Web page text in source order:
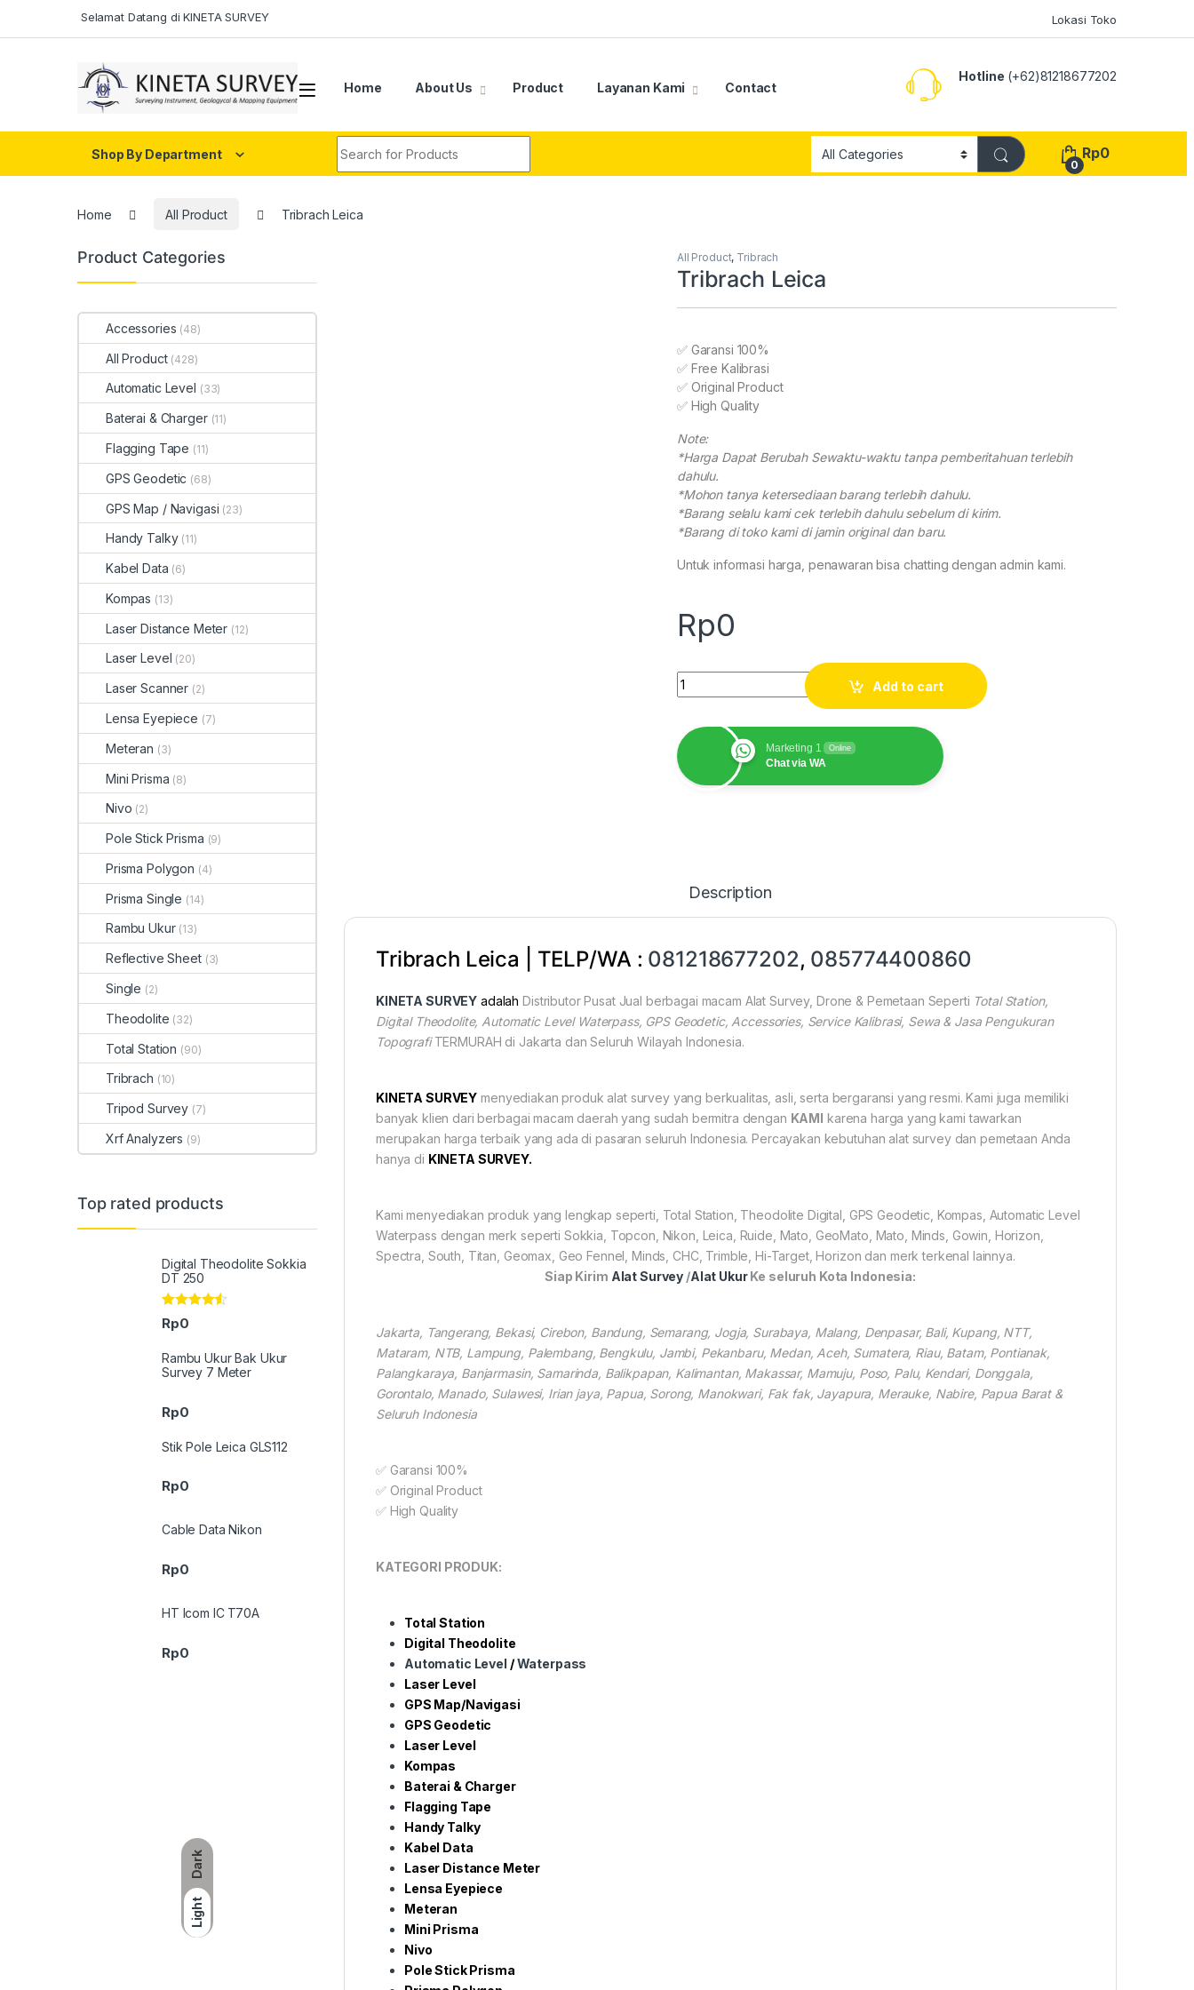
Dark
Light
Selamat Datang di KINETA SURVEY Lokasi Toko
Home About Us Product Layanan Kami Contact
Hotline (+62)81218677202
Shop By Department
0
Rp0
Home All Product Tribrach Leica
All Product, Tribrach
Tribrach Leica
✅ Garansi 100%
✅ Free Kalibrasi
✅ Original Product
✅ High Quality
Note:
*Harga Dapat Berubah Sewaktu-waktu tanpa pemberitahuan terlebih
dahulu.
*Mohon tanya ketersediaan barang terlebih dahulu.
*Barang selalu kami cek terlebih dahulu sebelum di kirim.
*Barang di toko kami di jamin original dan baru.
Untuk informasi harga, penawaran bisa chatting dengan admin kami.
Rp0
Tribrach Leica quantity
Add to cart
Marketing 1 Online
Chat via WA
Description
Tribrach Leica | TELP/WA : 081218677202, 085774400860
KINETA SURVEY adalah Distributor Pusat Jual berbagai macam Alat Survey, Drone & Pemetaan Seperti Total Station,
Digital Theodolite, Automatic Level Waterpass, GPS Geodetic, Accessories, Service Kalibrasi, Sewa & Jasa Pengukuran
TopografiTERMURAH di Jakarta dan Seluruh Wilayah Indonesia.
KINETA SURVEY menyediakan produk alat survey yang berkualitas, asli, serta bergaransi yang resmi. Kami juga memiliki
banyak klien dari berbagai macam daerah yang sudah bermitra dengan KAMI karena harga yang kami tawarkan
merupakan harga terbaik yang ada di pasaran seluruh Indonesia. Percayakan kebutuhan alat survey dan pemetaan Anda
hanya di KINETA SURVEY.
Kami menyediakan produk yang lengkap seperti, Total Station, Theodolite Digital, GPS Geodetic, Kompas, Automatic Level
Waterpass dengan merk seperti Sokkia, Topcon, Nikon, Leica, Ruide, Mato, GeoMato, Mato, Minds, Gowin, Horizon,
Spectra, South, Titan, Geomax, Geo Fennel, Minds, CHC, Trimble, Hi-Target, Horizon dan merk terkenal lainnya.
Siap Kirim Alat Survey /Alat UkurKe seluruh Kota Indonesia:
Jakarta, Tangerang, Bekasi, Cirebon, Bandung, Semarang, Jogja, Surabaya, Malang, Denpasar, Bali, Kupang, NTT,
Mataram, NTB, Lampung, Palembang, Bengkulu, Jambi, Pekanbaru, Medan, Aceh, Sumatera, Riau, Batam, Pontianak,
Palangkaraya, Banjarmasin, Samarinda, Balikpapan, Kalimantan, Makassar, Mamuju, Poso, Palu, Kendari, Donggala,
Gorontalo, Manado, Sulawesi, Irian jaya, Papua, Sorong, Manokwari, Fak fak, Jayapura, Merauke, Nabire, Papua Barat &
Seluruh Indonesia
✅ Garansi 100%
✅ Original Product
✅ High Quality
KATEGORI PRODUK:
Total Station
Digital Theodolite
Automatic Level /Waterpass
Laser Level
GPS Map/Navigasi
GPS Geodetic
Laser Level
Kompas
Baterai & Charger
Flagging Tape
Handy Talky
Kabel Data
Laser Distance Meter
Lensa Eyepiece
Meteran
Mini Prisma
Nivo
Pole Stick Prisma
Product Categories
Accessories (48)
All Product (428)
Automatic Level (33)
Baterai & Charger (11)
Flagging Tape (11)
GPS Geodetic (68)
GPS Map / Navigasi (23)
Handy Talky (11)
Kabel Data (6)
Kompas (13)
Laser Distance Meter (12)
Laser Level (20)
Laser Scanner (2)
Lensa Eyepiece (7)
Meteran (3)
Mini Prisma (8)
Nivo (2)
Pole Stick Prisma (9)
Prisma Polygon (4)
Prisma Single (14)
Rambu Ukur (13)
Reflective Sheet (3)
Single (2)
Theodolite (32)
Total Station (90)
Tribrach (10)
Tripod Survey (7)
Xrf Analyzers (9)
Top rated products
Digital Theodolite Sokkia
DT 250
Rated
out of 5
Rp0
Rambu Ukur Bak Ukur
Survey 7 Meter
Rp0
Stik Pole Leica GLS112
Rp0
Cable Data Nikon
Rp0
HT Icom IC T70A
Rp0